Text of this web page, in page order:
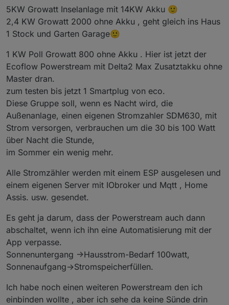
Verbindungsproblem hast, von dem auch manche
Nutzern schon berichteten weil Ecoflow die API
umstellt, umgestellt hat (siehe weiter unten ältere
Beiträge). Um nur einen Kühlschrank zu betreiben und
nur die App.
5KW Growatt Inselanlage mit 14KW Akku 🙂
2,4 KW Growatt 2000 ohne Akku , geht gleich ins Haus
1 Stock und Garten Garage🙂
1 KW Poll Growatt 800 ohne Akku . Hier ist jetzt der
Ecoflow Powerstream mit Delta2 Max Zusatztakku ohne
Master dran.
zum testen bis jetzt 1 Smartplug von eco.
Diese Gruppe soll, wenn es Nacht wird, die
Außenanlage, einen eigenen Stromzahler SDM630, mit
Strom versorgen, verbrauchen um die 30 bis 100 Watt
über Nacht die Stunde,
im Sommer ein wenig mehr.
Alle Stromzähler werden mit einem ESP ausgelesen und
einem eigenen Server mit IObroker und Mqtt , Home
Assis. usw. gesendet.
Es geht ja darum, dass der Powerstream auch dann
abschaltet, wenn ich ihn eine Automatisierung mit der
App verpasse.
Sonnenuntergang ->Hausstrom-Bedarf 100watt,
Sonnenaufgang->Stromspeicherfüllen.
Ich habe noch einen weiteren Powerstream den ich
einbinden wollte , aber ich sehe da keine Sünde drin